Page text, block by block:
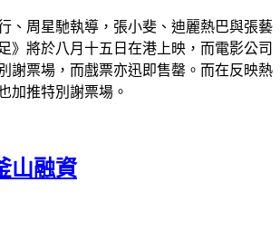
、周星馳執導，張小斐、迪麗熱巴與張藝
》將於八月十五日在港上映，而電影公司
謝票場，而戲票亦迅即售罄。而在反映熱
加推特別謝票場。
山融資